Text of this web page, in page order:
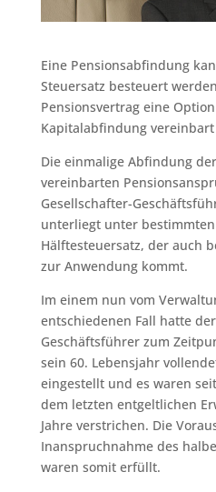
Eine Pensionsabfindung
Steuersatz besteuert
Pensionsvertrag eine
Kapitalabfindung
Die einmalige Abfindung
vereinbarten
Gesellschafter-
unterliegt unter
Hälftesteuersatz, der auch
zur Anwendung kommt.
Im einem nun vom
entschiedenen Fall hatte
Geschäftsführer zum
sein 60. Lebensjahr
eingestellt und es waren
dem letzten entgeltlichen
Jahre verstrichen. Die
Inanspruchnahme des
waren somit erfüllt.